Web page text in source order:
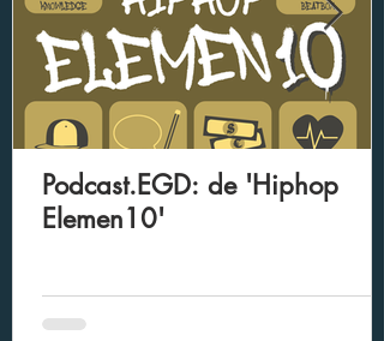
Podcast.EGD: de 'Hiphop
Elemen10'